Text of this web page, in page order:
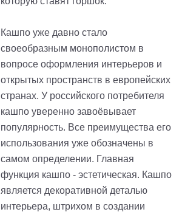
Кашпо уже давно стало
своеобразным монополистом в
вопросе оформления интерьеров и
открытых пространств в европейских
странах. У российского потребителя
кашпо уверенно завоёвывает
популярность. Все преимущества его
использования уже обозначены в
самом определении. Главная
функция кашпо - эстетическая. Кашпо
является декоративной деталью
интерьера, штрихом в создании